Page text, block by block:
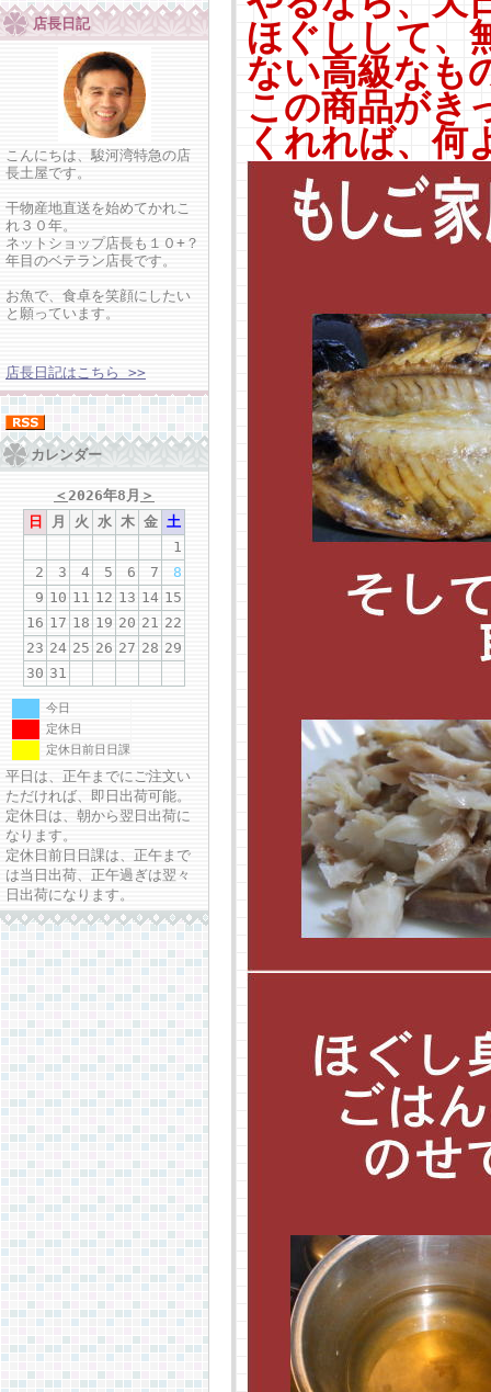
店長日記
こんにちは、駿河湾特急の店
長土屋です。
干物産地直送を始めてかれこ
れ３０年。
ネットショップ店長も１０+？
年目のベテラン店長です。
お魚で、食卓を笑顔にしたい
と願っています。
店長日記はこちら >>
カレンダー
＜2026年8月 ＞
日
月 火 水 木 金 土
1
2
3 4 5 6 7
8
9 10 11 12 13 14 15
16 17 18 19 20 21 22
23 24 25 26 27 28 29
30 31
今日
定休日
定休日前日日課
平日は、正午までにご注文い
ただければ、即日出荷可能。
定休日は、朝から翌日出荷に
なります。
定休日前日日課は、正午まで
は当日出荷、正午過ぎは翌々
日出荷になります。
ほぐしして、
ない高級なも
この商品がき
くれれば、何